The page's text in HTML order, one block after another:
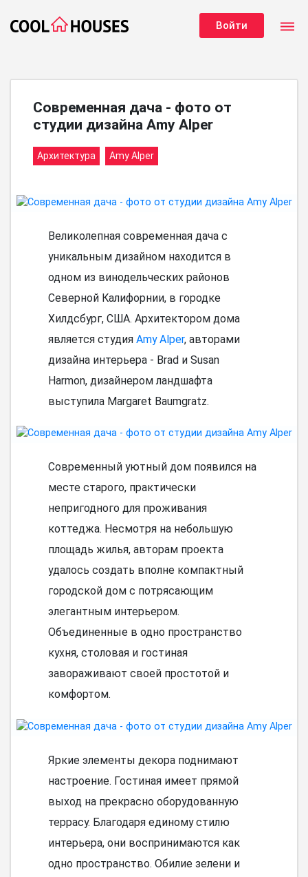
Войти dehaze
Современная дача - фото от
студии дизайна Amy Alper
Архитектура Amy Alper
Великолепная современная дача с
уникальным дизайном находится в
одном из винодельческих районов
Северной Калифорнии, в городке
Хилдсбург, США. Архитектором дома
является студия Amy Alper, авторами
дизайна интерьера - Brad и Susan
Harmon, дизайнером ландшафта
выступила Margaret Baumgratz.
Современный уютный дом появился на
месте старого, практически
непригодного для проживания
коттеджа. Несмотря на небольшую
площадь жилья, авторам проекта
удалось создать вполне компактный
городской дом с потрясающим
элегантным интерьером.
Объединенные в одно пространство
кухня, столовая и гостиная
завораживают своей простотой и
комфортом.
Яркие элементы декора поднимают
настроение. Гостиная имеет прямой
выход на прекрасно оборудованную
террасу. Благодаря единому стилю
интерьера, они воспринимаются как
одно пространство. Обилие зелени и